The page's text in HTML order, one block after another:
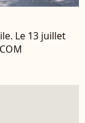
Le 13 juillet